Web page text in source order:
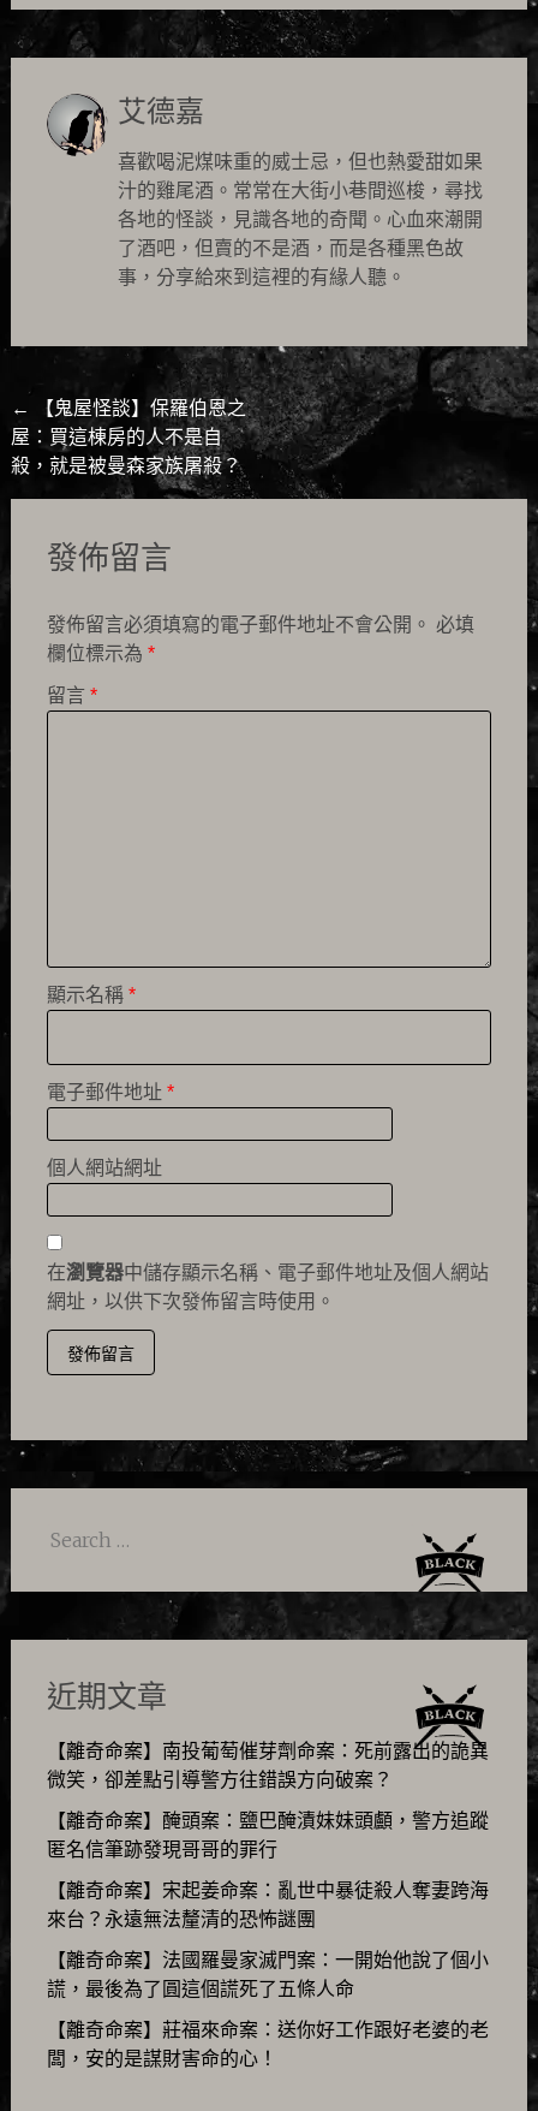
艾德嘉
喜歡喝泥煤味重的威士忌，但也熱愛甜如果
汁的雞尾酒。常常在大街小巷間巡梭，尋找
各地的怪談，見識各地的奇聞。心血來潮開
了酒吧，但賣的不是酒，而是各種黑色故
事，分享給來到這裡的有緣人聽。
Post
navigation
←
【鬼屋怪談】保羅伯恩之
屋：買這棟房的人不是自
殺，就是被曼森家族屠殺？
發佈留言
發佈留言必須填寫的電子郵件地址不會公開。 必填
欄位標示為 *
留言 *
顯示名稱 *
電子郵件地址 *
個人網站網址
在瀏覽器中儲存顯示名稱、電子郵件地址及個人網站
網址，以供下次發佈留言時使用。
Search
近期文章
【離奇命案】南投葡萄催芽劑命案：死前露出的詭異
微笑，卻差點引導警方往錯誤方向破案？
【離奇命案】醃頭案：鹽巴醃漬妹妹頭顱，警方追蹤
匿名信筆跡發現哥哥的罪行
【離奇命案】宋起姜命案：亂世中暴徒殺人奪妻跨海
來台？永遠無法釐清的恐怖謎團
【離奇命案】法國羅曼家滅門案：一開始他說了個小
謊，最後為了圓這個謊死了五條人命
【離奇命案】莊福來命案：送你好工作跟好老婆的老
闆，安的是謀財害命的心！